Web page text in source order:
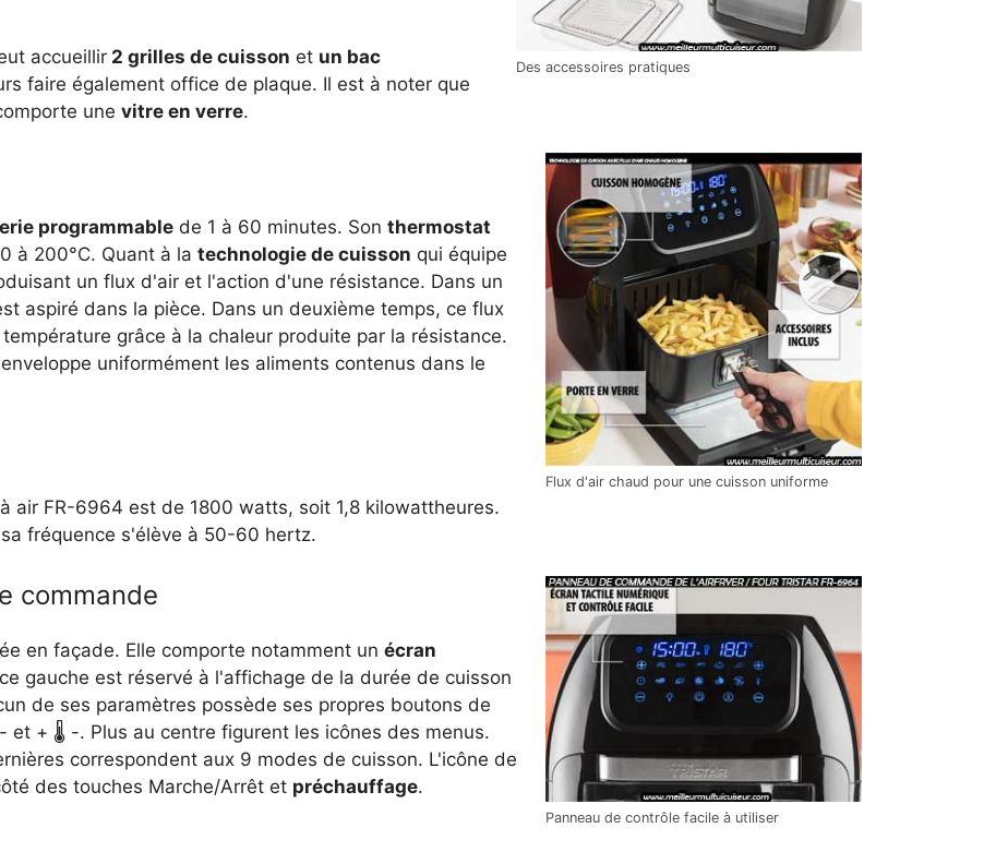
Des accessoires pratiques
accueillir 2 grilles de cuisson et un bac
faire également office de plaque. Il est à noter que
une vitre en verre.
Flux d'air chaud pour une cuisson uniforme
programmable de 1 à 60 minutes. Son thermostat
à 200°C. Quant à la technologie de cuisson qui équipe
un flux d'air et l'action d'une résistance. Dans un
aspiré dans la pièce. Dans un deuxième temps, ce flux
grâce à la chaleur produite par la résistance.
uniformément les aliments contenus dans le
air FR-6964 est de 1800 watts, soit 1,8 kilowattheures.
fréquence s'élève à 50-60 hertz.
Panneau de contrôle facile à utiliser
commande
en façade. Elle comporte notamment un écran
gauche est réservé à l'affichage de la durée de cuisson
de ses paramètres possède ses propres boutons de
- et + 🌡 -. Plus au centre figurent les icônes des menus.
correspondent aux 9 modes de cuisson. L'icône de
des touches Marche/Arrêt et préchauffage.